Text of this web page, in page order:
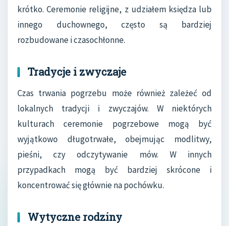
krótko. Ceremonie religijne, z udziałem księdza lub
innego duchownego, często są bardziej
rozbudowane i czasochłonne.
Tradycje i zwyczaje
Czas trwania pogrzebu może również zależeć od
lokalnych tradycji i zwyczajów. W niektórych
kulturach ceremonie pogrzebowe mogą być
wyjątkowo długotrwałe, obejmując modlitwy,
pieśni, czy odczytywanie mów. W innych
przypadkach mogą być bardziej skrócone i
koncentrować się głównie na pochówku.
Wytyczne rodziny